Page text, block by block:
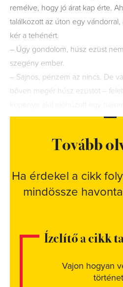
remélve, hogy jó árat kap érte.
találkozott az úton egy
kér a tehénért.
– Úgy gondolom, húsz ezüst
szegény ember.
– Sajnos, pénzem az nincs. De
bőven megér húsz ezüstöt –
Tovább
Ha érdekel a cikk
mindössze
Ízelítő a cikk
Vajon hogyan